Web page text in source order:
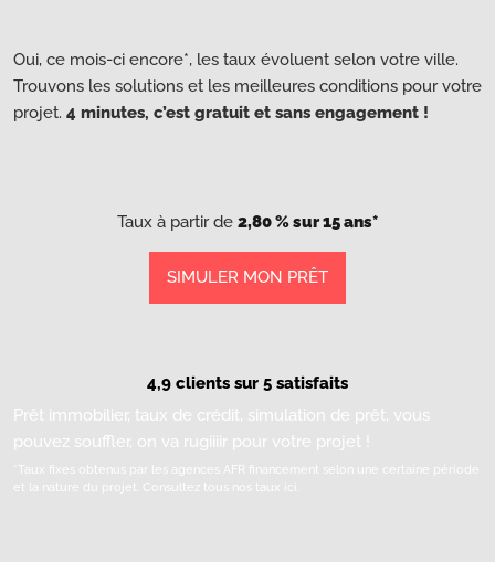
Oui, ce mois-ci encore*, les taux évoluent selon votre ville.
Trouvons les solutions et les meilleures conditions pour votre
projet. 4 minutes, c’est gratuit et sans engagement !
Taux à partir de 2,80 % sur 15 ans*
SIMULER MON PRÊT
4,9 clients sur 5 satisfaits
Prêt immobilier, taux de crédit, simulation de prêt, vous
pouvez souffler, on va rugiiiir pour votre projet !
*Taux fixes obtenus par les agences AFR financement selon une certaine période
et la nature du projet.
Consultez tous nos taux ici.